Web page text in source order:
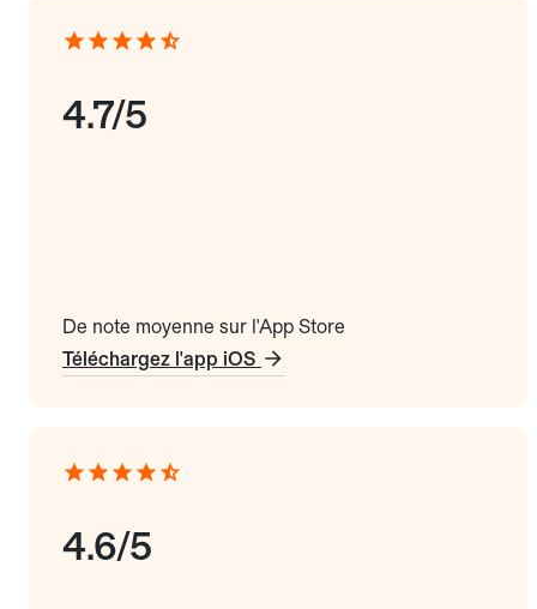
4.7/5
De note moyenne sur l'App Store
Téléchargez l'app iOS
4.6/5